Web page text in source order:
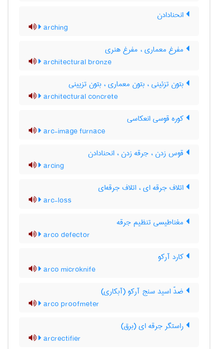
انحنادادن
arching
مفرغ معماری ، مفرغ هنری
architectural bronze
بتون تزئینی ، بتون معماری ، بتون تزیینی
architectural concrete
کوره قوسی انعکاسی
arc-image furnace
قوس زدن ، جرقه زدن ، انحنادادن
arcing
اتلاف جرقه ای ، اتلاف جرقه‌ای
arc-loss
مغناطیسی تنظیم جرقه
arco defector
کارد آرکو
arco microknife
ضدّ اسید سنج آرکو (آبکاری)
arco proofmeter
راستگر جرقه ای (برق)
arcrectifier